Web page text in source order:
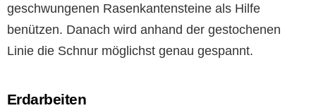
geschwungenen Rasenkantensteine als Hilfe
benützen. Danach wird anhand der gestochenen
Linie die Schnur möglichst genau gespannt.
Erdarbeiten